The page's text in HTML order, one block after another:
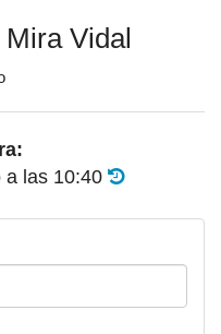
Vidal
a las 10:40